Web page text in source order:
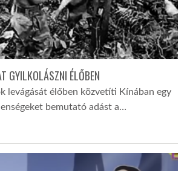
GYILKOLÁSZNI ÉLŐBEN
levágását élőben közvetíti Kínában egy
bemutató adást a…